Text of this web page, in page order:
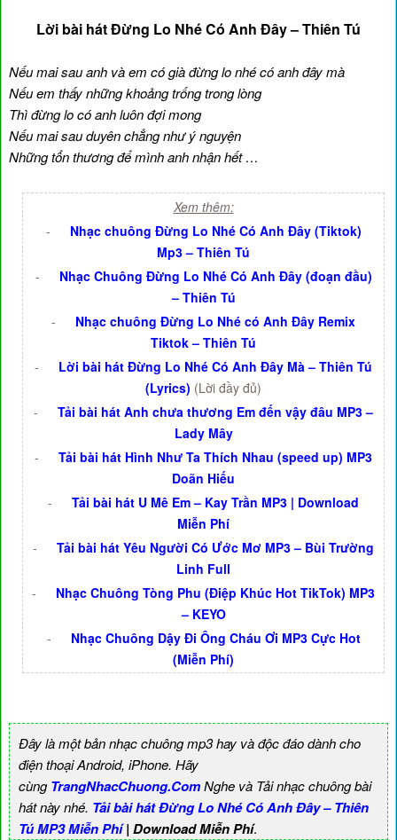
Lời bài hát Đừng Lo Nhé Có Anh Đây – Thiên Tú
Nếu mai sau anh và em có già đừng lo nhé có anh đây mà
Nếu em thấy những khoảng trống trong lòng
Thì đừng lo có anh luôn đợi mong
Nếu mai sau duyên chẳng như ý nguyện
Những tổn thương để mình anh nhận hết …
Xem thêm:
-
Nhạc chuông Đừng Lo Nhé Có Anh Đây (Tiktok)
Mp3 – Thiên Tú
-
Nhạc Chuông Đừng Lo Nhé Có Anh Đây (đoạn đầu)
– Thiên Tú
-
Nhạc chuông Đừng Lo Nhé có Anh Đây Remix
Tiktok – Thiên Tú
-
Lời bài hát Đừng Lo Nhé Có Anh Đây Mà – Thiên Tú
(Lyrics) (Lời đầy đủ)
-
Tải bài hát Anh chưa thương Em đến vậy đâu MP3 –
Lady Mây
-
Tải bài hát Hình Như Ta Thích Nhau (speed up) MP3
Doãn Hiếu
-
Tải bài hát U Mê Em – Kay Trần MP3 | Download
Miễn Phí
-
Tải bài hát Yêu Người Có Ước Mơ MP3 – Bùi Trường
Linh Full
-
Nhạc Chuông Tòng Phu (Điệp Khúc Hot TikTok) MP3
– KEYO
-
Nhạc Chuông Dậy Đi Ông Cháu Ơi MP3 Cực Hot
(Miễn Phí)
Đây là một bản nhạc chuông mp3 hay và độc đáo dành cho
điện thoại Android, iPhone. Hãy
cùngTrangNhacChuong.ComNghe và Tải nhạc chuông bài
hát này nhé. Tải bài hát Đừng Lo Nhé Có Anh Đây – Thiên
Tú MP3 Miễn Phí| Download Miễn Phí.